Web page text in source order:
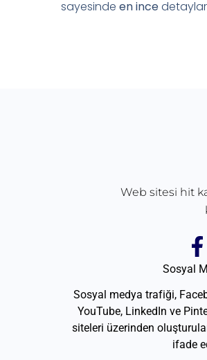
sayesinde en ince
Web sitesi hit
Sosyal
Sosyal medya trafiği,
YouTube, LinkedIn ve
siteleri üzerinden
ifade